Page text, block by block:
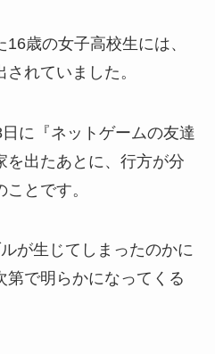
歳の女子高校生には、
れていました。
に『ネットゲームの友達
を出たあとに、行方が分
とです。
が生じてしまったのかに
第で明らかになってくる